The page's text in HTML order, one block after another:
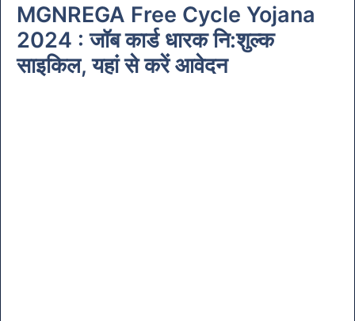
MGNREGA Free Cycle Yojana
2024 : जॉब कार्ड धारक नि:शुल्क
साइकिल, यहां से करें आवेदन